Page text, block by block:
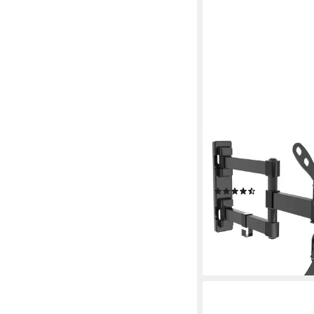
MY WALL
TV-Wandhalterung
Zoll, Bewegliche TV
(26)
23,95 € UVP
-11%
lieferbar - in 4-5